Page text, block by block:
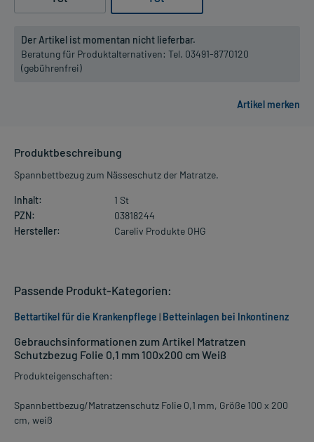
Der Artikel ist momentan nicht lieferbar.
Beratung für Produktalternativen: Tel. 03491-8770120
(gebührenfrei)
Produktbeschreibung
Spannbettbezug zum Nässeschutz der Matratze.
Inhalt:
1 St
PZN:
03818244
Hersteller:
Careliv Produkte OHG
Gebrauchsinformationen zum Artikel Matratzen
Schutzbezug Folie 0,1 mm 100x200 cm Weiß
Produkteigenschaften:
Spannbettbezug/Matratzenschutz Folie 0,1 mm, Größe 100 x 200
cm, weiß
Passende Produkt-Kategorien:
Bettartikel für die Krankenpflege | Betteinlagen bei Inkontinenz